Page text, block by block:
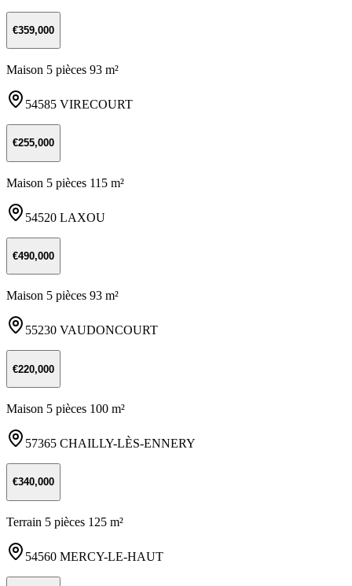
€359,000
Maison 5 pièces 93 m²
54585 VIRECOURT
€255,000
Maison 5 pièces 115 m²
54520 LAXOU
€490,000
Maison 5 pièces 93 m²
55230 VAUDONCOURT
€220,000
Maison 5 pièces 100 m²
57365 CHAILLY-LÈS-ENNERY
€340,000
Terrain 5 pièces 125 m²
54560 MERCY-LE-HAUT